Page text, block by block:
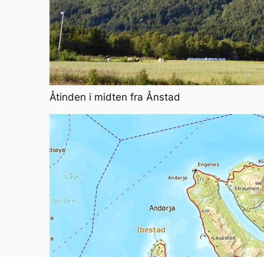
Åtinden i midten fra Ånstad